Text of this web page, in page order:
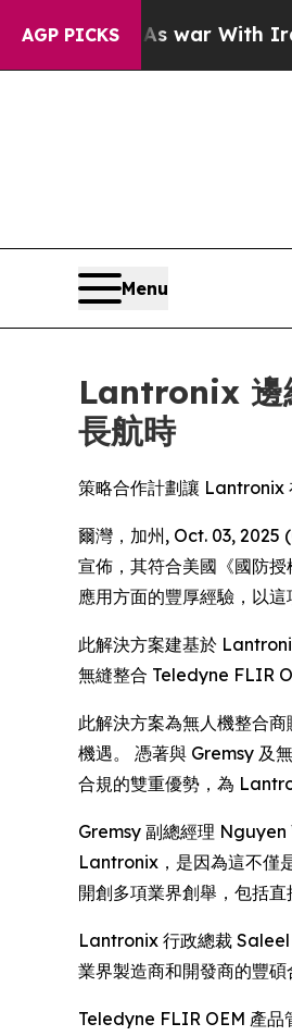
AGP PICKS
As war With Iran Drove
Menu
Lantronix 邊
長航時
策略合作計劃讓 Lantronix
爾灣，加州, Oct. 03, 2025
宣佈，其符合美國《國防
應用方面的豐厚經驗，以
此解決方案建基於
無縫整合 Teledyne FLIR
此解決方案為無人機整合
機遇。 憑著與 Gremsy 及
合規的雙重優勢，為
Gremsy 副總經理 Nguyen
Lantronix，是因為這不僅
開創多項業界創舉，包括
Lantronix 行政總裁 Saleel
業界製造商和開發商的豐
Teledyne FLIR OEM 產品